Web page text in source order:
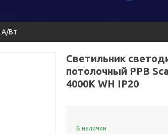
А/Вт
Светильник
потолочный PPB
4000K WH IP20
В наличии